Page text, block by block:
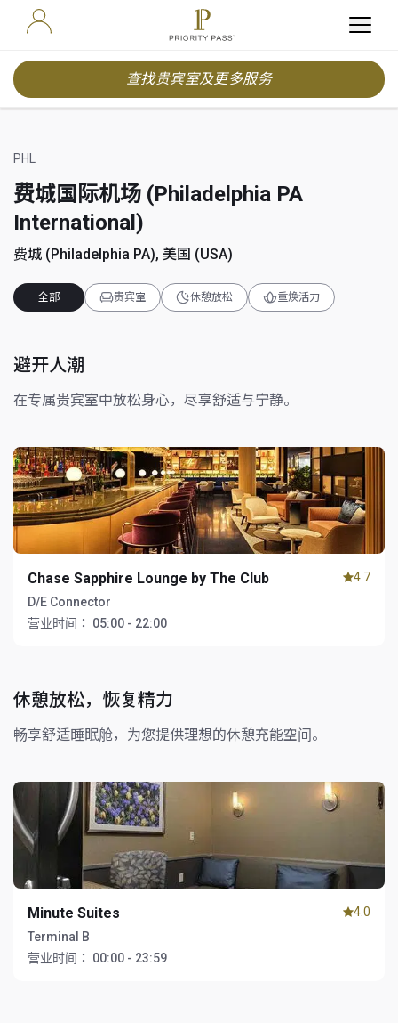
查找贵宾室及更多服务
PHL
费城国际机场 (Philadelphia PA
International)
费城 (Philadelphia PA), 美国 (USA)
全部 贵宾室 休憩放松 重焕活力
避开人潮
在专属贵宾室中放松身心，尽享舒适与宁静。
Chase Sapphire Lounge by The Club
D/E Connector
营业时间：
05:00 - 22:00
4.7
休憩放松，恢复精力
畅享舒适睡眠舱，为您提供理想的休憩充能空间。
Minute Suites
Terminal B
营业时间：
00:00 - 23:59
4.0